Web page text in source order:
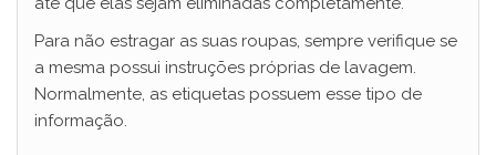
Para não estragar as suas roupas, sempre verifique se
a mesma possui instruções próprias de lavagem.
Normalmente, as etiquetas possuem esse tipo de
informação.